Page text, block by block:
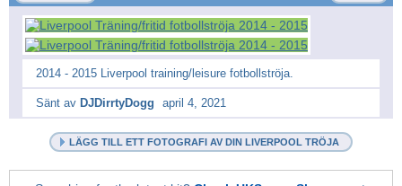
2014 - 2015 Liverpool training/leisure fotbollströja.
Sänt av DJDirrtyDogg april 4, 2021
LÄGG TILL ETT FOTOGRAFI AV DIN LIVERPOOL TRÖJA